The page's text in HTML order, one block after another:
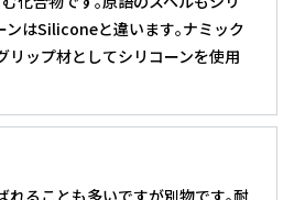
はSiliconeと違います｡ナミック
リップ材としてシリコーンを使用
れることも多いですが別物です｡耐